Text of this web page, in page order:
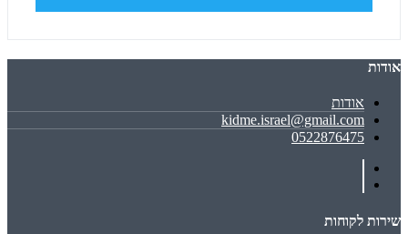
אודות
אודות
kidme.israel@gmail.com
0522876475
שירות לקוחות